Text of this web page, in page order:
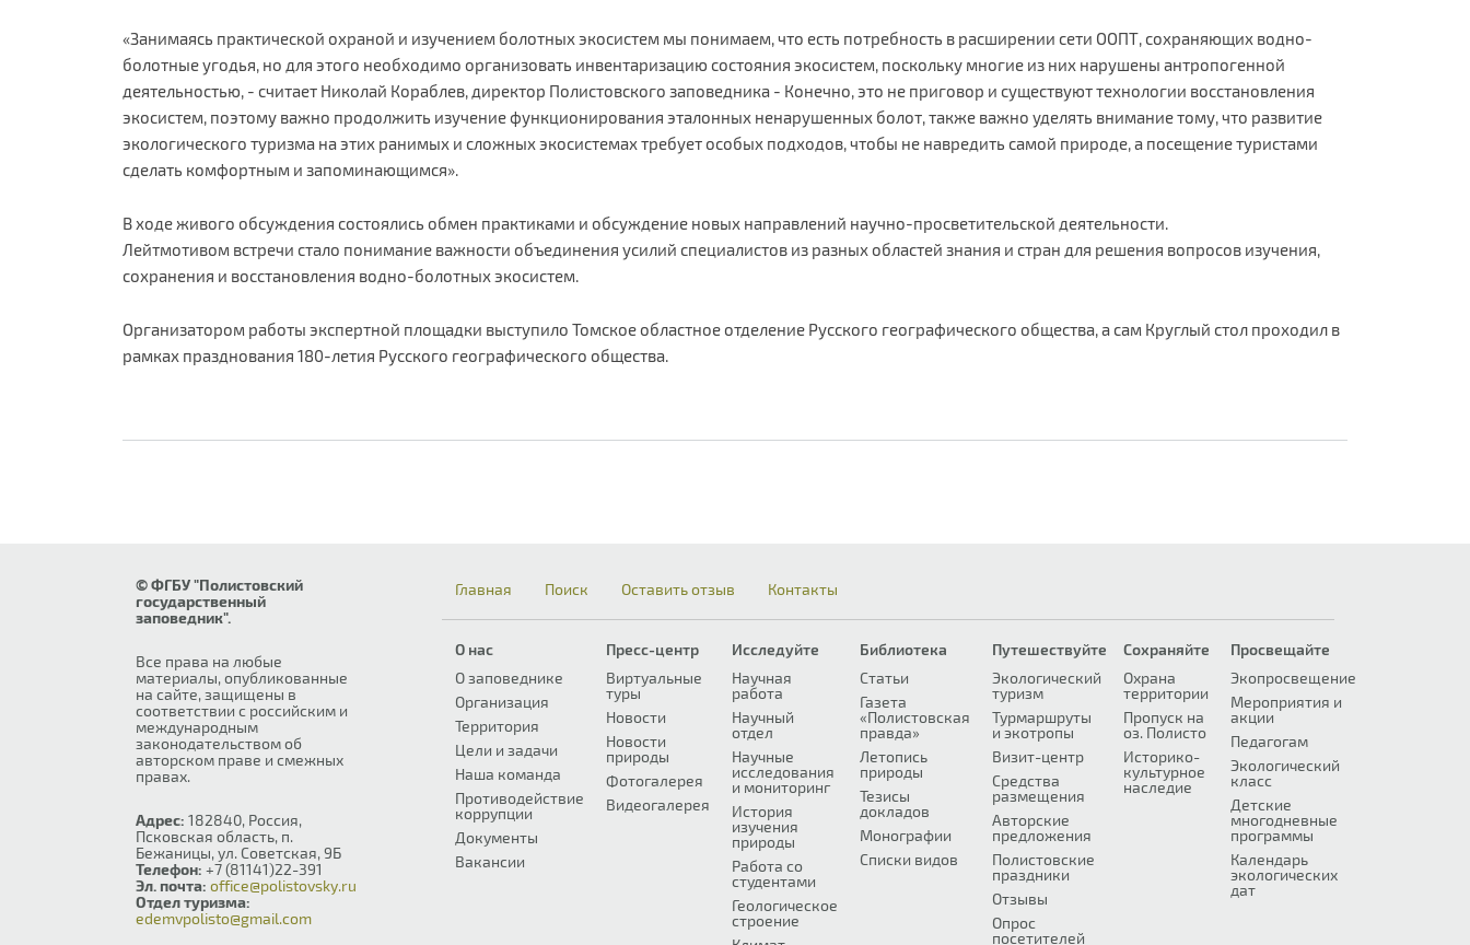
«Занимаясь практической охраной и изучением болотных экосистем мы понимаем, что есть потребность в расширении сети ООПТ, сохраняющих водно-
болотные угодья, но для этого необходимо организовать инвентаризацию состояния экосистем, поскольку многие из них нарушены антропогенной
деятельностью, - считает Николай Кораблев, директор Полистовского заповедника - Конечно, это не приговор и существуют технологии восстановления
экосистем, поэтому важно продолжить изучение функционирования эталонных ненарушенных болот, также важно уделять внимание тому, что развитие
экологического туризма на этих ранимых и сложных экосистемах требует особых подходов, чтобы не навредить самой природе, а посещение туристами
сделать комфортным и запоминающимся».
В ходе живого обсуждения состоялись обмен практиками и обсуждение новых направлений научно-просветительской деятельности.
Лейтмотивом встречи стало понимание важности объединения усилий специалистов из разных областей знания и стран для решения вопросов изучения,
сохранения и восстановления водно-болотных экосистем.
Организатором работы экспертной площадки выступило Томское областное отделение Русского географического общества, а сам Круглый стол проходил в
рамках празднования 180-летия Русского географического общества.
© ФГБУ "Полистовский
государственный
заповедник".
Все права на любые
материалы, опубликованные
на сайте, защищены в
соответствии с российским и
международным
законодательством об
авторском праве и смежных
правах.
Адрес: 182840, Россия,
Псковская область, п.
Бежаницы, ул. Советская, 9Б
Телефон: +7 (81141)22-391
Эл. почта: office@polistovsky.ru
Отдел туризма:
edemvpolisto@gmail.com
Главная Поиск Оставить отзыв Контакты
О нас
О заповеднике
Организация
Территория
Цели и задачи
Наша команда
Противодействие
коррупции
Документы
Вакансии
Пресс-центр
Виртуальные
туры
Новости
Новости
природы
Фотогалерея
Видеогалерея
Исследуйте
Научная
работа
Научный
отдел
Научные
исследования
и мониторинг
История
изучения
природы
Работа со
студентами
Геологическое
строение
Библиотека
Статьи
Газета
«Полистовская
правда»
Летопись
природы
Тезисы
докладов
Монографии
Списки видов
Путешествуйте
Экологический
туризм
Турмаршруты
и экотропы
Визит-центр
Средства
размещения
Авторские
предложения
Полистовские
праздники
Отзывы
Опрос
посетителей
Сохраняйте
Охрана
территории
Пропуск на
оз. Полисто
Историко-
культурное
наследие
Просвещайте
Экопросвещение
Мероприятия и
акции
Педагогам
Экологический
класс
Детские
многодневные
программы
Календарь
экологических
дат